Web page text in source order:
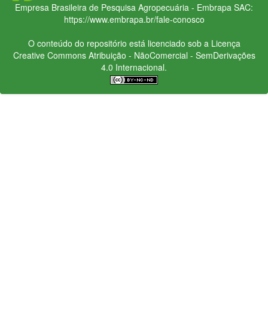
Empresa Brasileira de Pesquisa Agropecuária - Embrapa SAC:
https://www.embrapa.br/fale-conosco
O conteúdo do repositório está licenciado sob a Licença
Creative CommonsAtribuição - NãoComercial - SemDerivações
4.0 Internacional.